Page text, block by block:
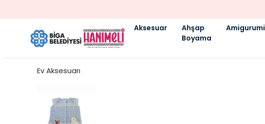
Aksesuar
Ahşap
Boyama
Amigurumi
Ev Aksesuarı